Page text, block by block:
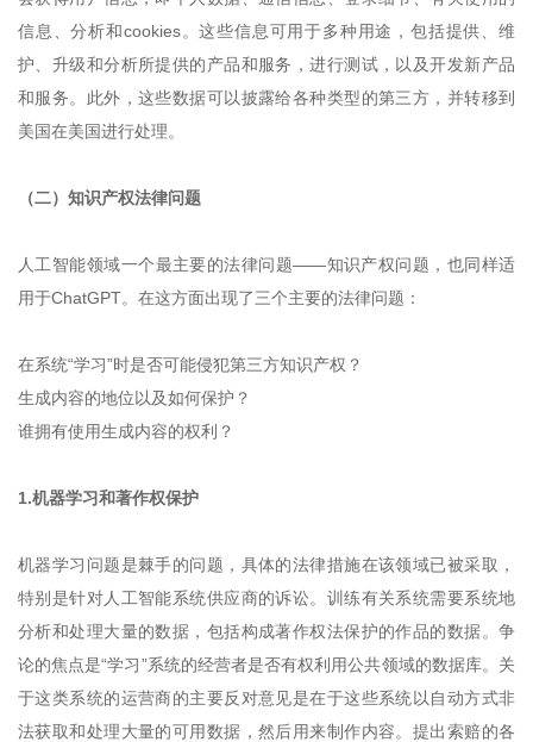
信息、分析和cookies。这些信息可用于多种用途，包括提供、维
护、升级和分析所提供的产品和服务，进行测试，以及开发新产品
和服务。此外，这些数据可以披露给各种类型的第三方，并转移到
美国在美国进行处理。
（二）知识产权法律问题
人工智能领域一个最主要的法律问题——知识产权问题，也同样适
用于ChatGPT。在这方面出现了三个主要的法律问题：
在系统“学习”时是否可能侵犯第三方知识产权？
生成内容的地位以及如何保护？
谁拥有使用生成内容的权利？
1.机器学习和著作权保护
机器学习问题是棘手的问题，具体的法律措施在该领域已被采取，
特别是针对人工智能系统供应商的诉讼。训练有关系统需要系统地
分析和处理大量的数据，包括构成著作权法保护的作品的数据。争
论的焦点是“学习”系统的经营者是否有权利用公共领域的数据库。关
于这类系统的运营商的主要反对意见是在于这些系统以自动方式非
法获取和处理大量的可用数据，然后用来制作内容。提出索赔的各